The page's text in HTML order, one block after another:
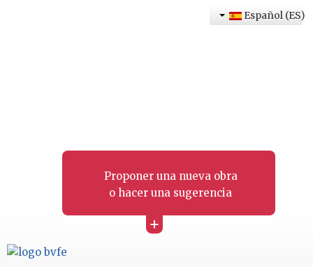
Proponer una nueva obra
o hacer una sugerencia
+
Español (ES)